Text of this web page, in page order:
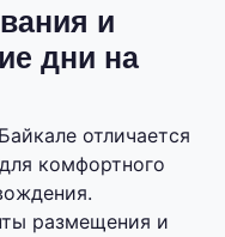
и
дни на
отличается
комфортного
размещения и